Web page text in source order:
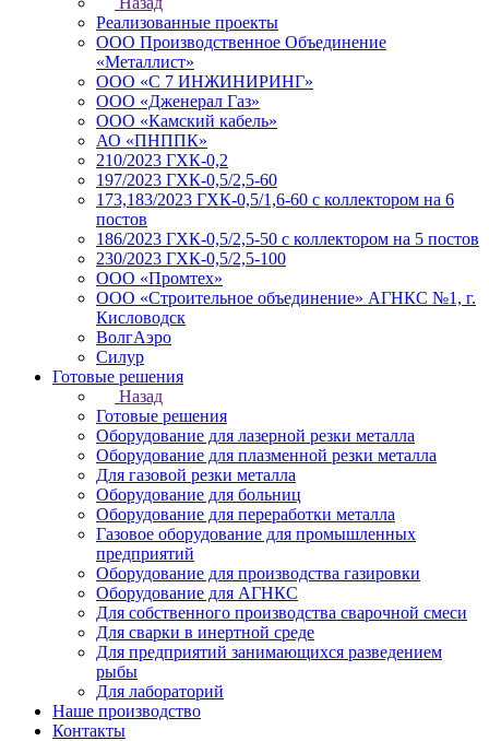
Реализованные проекты
ООО Производственное Объединение
«Металлист»
ООО «С 7 ИНЖИНИРИНГ»
ООО «Дженерал Газ»
ООО «Камский кабель»
АО «ПНППК»
210/2023 ГХК-0,2
197/2023 ГХК-0,5/2,5-60
173,183/2023 ГХК-0,5/1,6-60 с коллектором на 6
постов
186/2023 ГХК-0,5/2,5-50 с коллектором на 5 постов
230/2023 ГХК-0,5/2,5-100
ООО «Промтех»
ООО «Строительное объединение» АГНКС №1, г.
Кисловодск
ВолгАэро
Силур
Готовые решения
Назад
Готовые решения
Оборудование для лазерной резки металла
Оборудование для плазменной резки металла
Для газовой резки металла
Оборудование для больниц
Оборудование для переработки металла
Газовое оборудование для промышленных
предприятий
Оборудование для производства газировки
Оборудование для АГНКС
Для собственного производства сварочной смеси
Для сварки в инертной среде
Для предприятий занимающихся разведением
рыбы
Для лабораторий
Наше производство
Контакты